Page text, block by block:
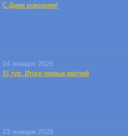
С Днем рождения!
24 января 2025
XI тур. Итоги первых матчей
23 января 2025